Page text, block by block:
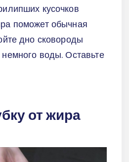
кусочков
поможет обычная
дно сковороды
воды. Оставьте
от жира